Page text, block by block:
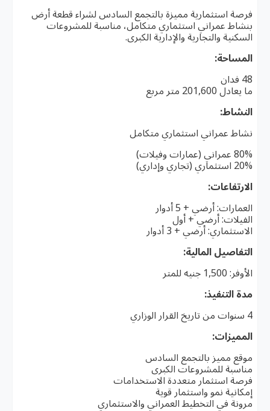
فرصة استثمارية مميزة بالتجمع السادس لشراء قطعة أرض
بنشاط عمراني استثماري متكامل، مناسبة للمشروعات
السكنية والتجارية والإدارية الكبرى.
المساحة:
48 فدان
ما يعادل 201,600 متر مربع
النشاط:
نشاط عمراني استثماري متكامل
80% عمراني (عمارات وفيلات)
20% استثماري (تجاري وإداري)
الارتفاعات:
العمارات: أرضي + 5 أدوار
الفيلات: أرضي + أول
الاستثماري: أرضي + 3 أدوار
التفاصيل المالية:
الأوفر: 1,500 جنيه للمتر
مدة التنفيذ:
4 سنوات من تاريخ القرار الوزاري
المميزات:
موقع مميز بالتجمع السادس
مناسبة للمشروعات الكبرى
فرصة استثمار متعددة الاستخدامات
إمكانية نمو واستثمار قوية
مرونة في التخطيط العمراني والاستثماري